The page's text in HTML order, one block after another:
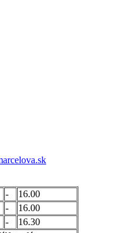
-
16.00
-
16.00
-
16.30